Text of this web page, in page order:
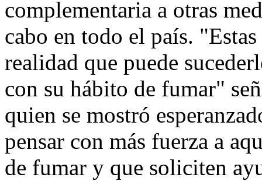
complementaria a otras
cabo en todo el país.
realidad que puede
con su hábito de fumar"
quien se mostró
pensar con más fuerza a
de fumar y que soliciten